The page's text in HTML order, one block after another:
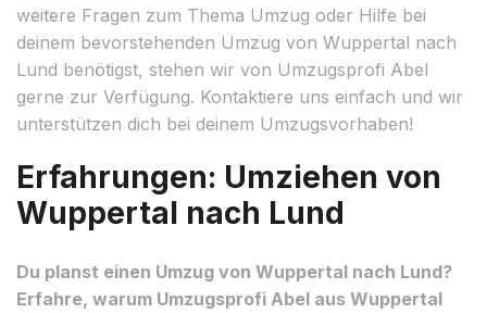
weitere Fragen zum Thema Umzug oder Hilfe bei
deinem bevorstehenden Umzug von Wuppertal nach
Lund benötigst, stehen wir von Umzugsprofi Abel
gerne zur Verfügung. Kontaktiere uns einfach und wir
unterstützen dich bei deinem Umzugsvorhaben!
Erfahrungen: Umziehen von
Wuppertal nach Lund
Du planst einen Umzug von Wuppertal nach Lund?
Erfahre, warum Umzugsprofi Abel aus Wuppertal